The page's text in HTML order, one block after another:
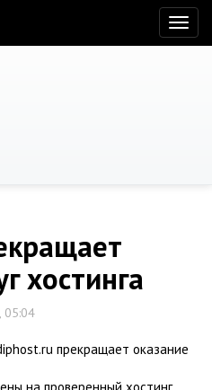
хостинга
05:04
прекращает оказание